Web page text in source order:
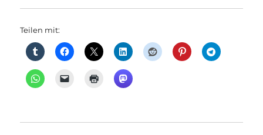
Teilen mit: